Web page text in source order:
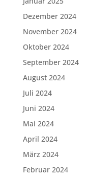
Dezember 2024
November 2024
Oktober 2024
September 2024
August 2024
Juli 2024
Juni 2024
Mai 2024
April 2024
März 2024
Februar 2024